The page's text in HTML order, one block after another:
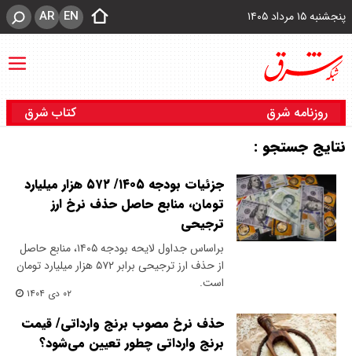
پنجشنبه ۱۵ مرداد ۱۴۰۵ EN
AR
روزنامه شرق کتاب شرق
نتایج جستجو :
جزئیات بودجه ۱۴۰۵/ ۵۷۲ هزار میلیارد
تومان، منابع حاصل حذف نرخ ارز
ترجیحی
براساس جداول لایحه بودجه ۱۴۰۵، منابع حاصل
از حذف ارز ترجیحی برابر ۵۷۲ هزار میلیارد تومان
است.
۰۲ دی ۱۴۰۴
حذف نرخ مصوب برنج وارداتی/ قیمت
برنج وارداتی چطور تعیین می‌شود؟